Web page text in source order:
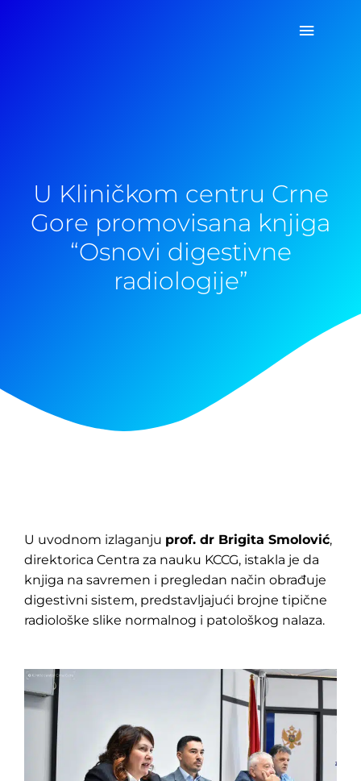
Glavni
U Kliničkom centru Crne
Gore promovisana knjiga
“Osnovi digestivne
radiologije”
U uvodnom izlaganju prof. dr Brigita Smolović,
direktorica Centra za nauku KCCG, istakla je da
knjiga na savremen i pregledan način obrađuje
digestivni sistem, predstavljajući brojne tipične
radiološke slike normalnog i patološkog nalaza.